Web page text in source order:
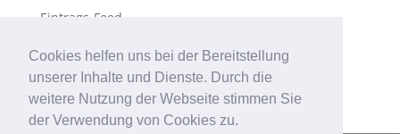
Cookies helfen uns bei der Bereitstellung
unserer Inhalte und Dienste. Durch die
weitere Nutzung der Webseite stimmen Sie
der Verwendung von Cookies zu.
Eintrags-Feed
WordPress.org